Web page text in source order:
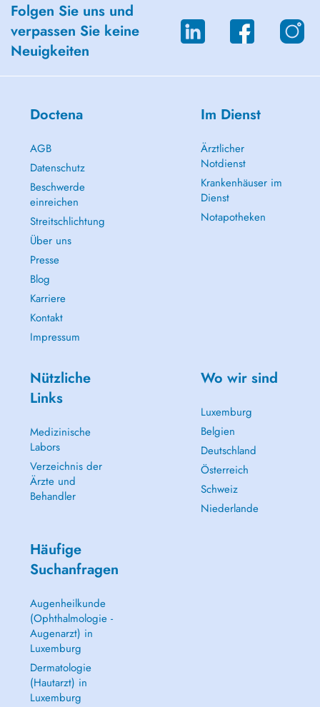
Folgen Sie uns und
verpassen Sie keine
Neuigkeiten
Doctena
AGB
Datenschutz
Beschwerde
einreichen
Streitschlichtung
Über uns
Presse
Blog
Karriere
Kontakt
Impressum
Im Dienst
Ärztlicher
Notdienst
Krankenhäuser im
Dienst
Notapotheken
Nützliche
Links
Medizinische
Labors
Verzeichnis der
Ärzte und
Behandler
Wo wir sind
Luxemburg
Belgien
Deutschland
Österreich
Schweiz
Niederlande
Häufige
Suchanfragen
Augenheilkunde
(Ophthalmologie -
Augenarzt) in
Luxemburg
Dermatologie
(Hautarzt) in
Luxemburg